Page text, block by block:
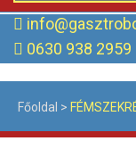
0630 938 2959
Főoldal >